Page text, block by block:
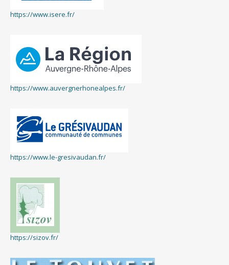
https://www.isere.fr/
https://www.auvergnerhonealpes.fr/
https://www.le-gresivaudan.fr/
https://sizov.fr/